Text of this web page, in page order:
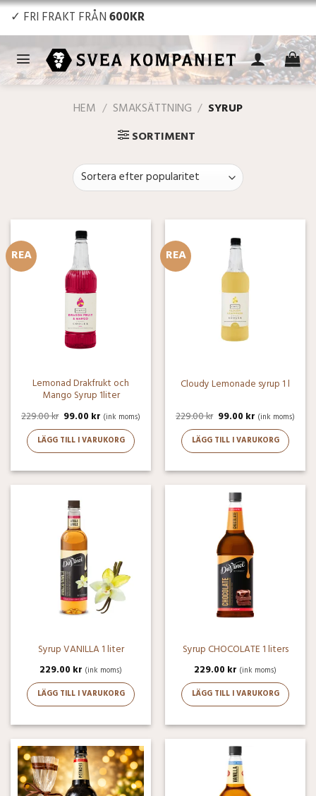
Skip✓ FRI FRAKT FRÅN600KR
HEM / SMAKSÄTTNING / SYRUP
SORTIMENT
REA
Lemonad Drakfrukt och
Mango Syrup 1liter
229.00kr 99.00 kr (ink moms)
LÄGG TILL I VARUKORG
REA
Cloudy Lemonade syrup 1 l
229.00kr 99.00 kr (ink moms)
LÄGG TILL I VARUKORG
Syrup VANILLA 1 liter
229.00 kr (ink moms)
LÄGG TILL I VARUKORG
Syrup CHOCOLATE 1 liters
229.00 kr (ink moms)
LÄGG TILL I VARUKORG